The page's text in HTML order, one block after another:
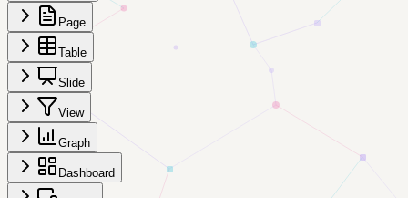
Page
Table
Slide
View
Graph
Dashboard